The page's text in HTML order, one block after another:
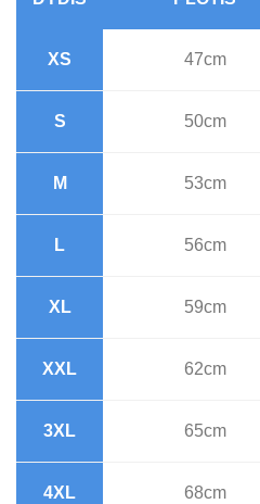
XS 47cm
S 50cm
M 53cm
L 56cm
XL 59cm
XXL 62cm
3XL 65cm
4XL 68cm